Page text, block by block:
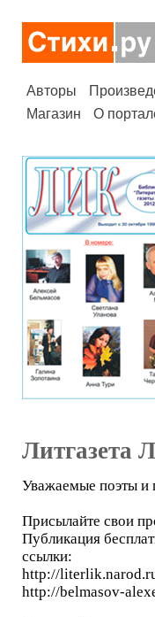
Авторы
Магазин
О
Литгазета
Уважаемые поэты и
Присылайте свои
Публикация
ссылки:
http://
http://belmasov-